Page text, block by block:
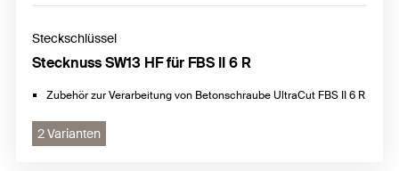
Steckschlüssel
Stecknuss SW13 HF für FBS II 6 R
Zubehör zur Verarbeitung von Betonschraube UltraCut FBS II 6 R
2 Varianten